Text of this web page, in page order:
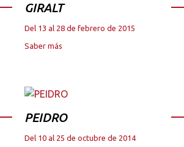
GIRALT
Del 13 al 28 de febrero de 2015
Saber más
PEIDRO
Del 10 al 25 de octubre de 2014